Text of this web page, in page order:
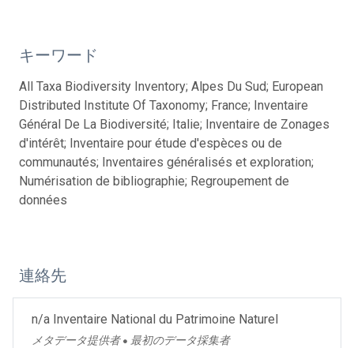
キーワード
All Taxa Biodiversity Inventory; Alpes Du Sud; European
Distributed Institute Of Taxonomy; France; Inventaire
Général De La Biodiversité; Italie; Inventaire de Zonages
d'intérêt; Inventaire pour étude d'espèces ou de
communautés; Inventaires généralisés et exploration;
Numérisation de bibliographie; Regroupement de
données
連絡先
n/a Inventaire National du Patrimoine Naturel
メタデータ提供者 ● 最初のデータ採集者